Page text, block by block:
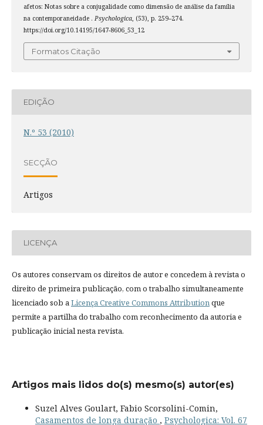
afetos: Notas sobre a conjugalidade como dimensão de análise da família
na contemporaneidade . Psychologica, (53), p. 259–274.
https://doi.org/10.14195/1647-8606_53_12
Formatos Citação
EDIÇÃO
N.º 53 (2010)
SECÇÃO
Artigos
LICENÇA
Os autores conservam os direitos de autor e concedem à revista o
direito de primeira publicação, com o trabalho simultaneamente
licenciado sob aLicença Creative Commons Attributionque
permite a partilha do trabalho com reconhecimento da autoria e
publicação inicial nesta revista.
Artigos mais lidos do(s) mesmo(s) autor(es)
Suzel Alves Goulart, Fabio Scorsolini-Comin,
Casamentos de longa duração , Psychologica: Vol. 67